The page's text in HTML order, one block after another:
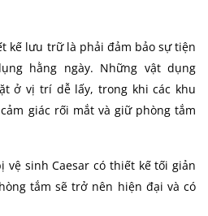
kế lưu trữ là phải đảm bảo sự tiện
hằng ngày. Những vật dụng
ở vị trí dễ lấy, trong khi các khu
giác rối mắt và giữ phòng tắm
vệ sinh Caesar có thiết kế tối giản
tắm sẽ trở nên hiện đại và có